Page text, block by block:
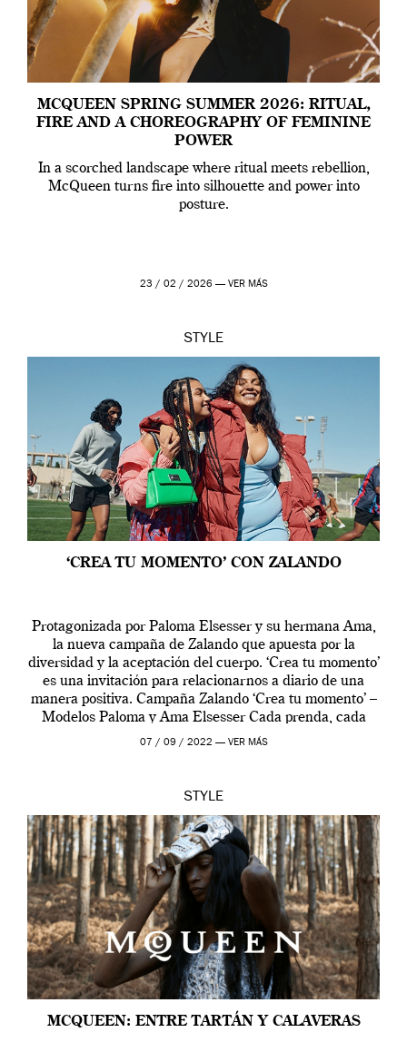
MCQUEEN SPRING SUMMER 2026: RITUAL,
FIRE AND A CHOREOGRAPHY OF FEMININE
POWER
In a scorched landscape where ritual meets rebellion,
McQueen turns fire into silhouette and power into
posture.
23 / 02 / 2026 — VER MÁS
STYLE
‘CREA TU MOMENTO’ CON ZALANDO
Protagonizada por Paloma Elsesser y su hermana Ama,
la nueva campaña de Zalando que apuesta por la
diversidad y la aceptación del cuerpo. ‘Crea tu momento’
es una invitación para relacionarnos a diario de una
manera positiva. Campaña Zalando ‘Crea tu momento’ –
Modelos Paloma y Ama Elsesser Cada prenda, cada
outfit, cada momento, caracteriza […]
07 / 09 / 2022 — VER MÁS
STYLE
MCQUEEN: ENTRE TARTÁN Y CALAVERAS